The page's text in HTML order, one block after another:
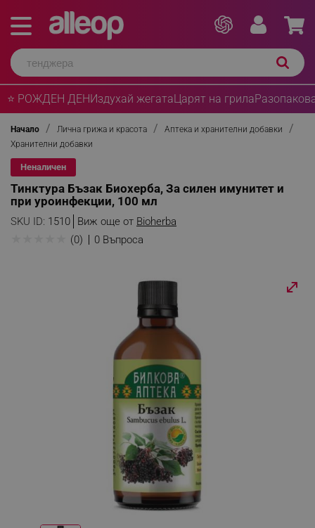
⭐ РОЖДЕН ДЕНИздухай жегатаЦарят на грила
Начало Лична грижа и красота
Аптека и хранителни добавки
Хранителни добавки
Неналичен
Тинктура Бъзак Биохерба, За силен имунитет и
при уроинфекции, 100 мл
SKU ID: 1510 Виж още от Bioherba
(0) 0 Въпроса